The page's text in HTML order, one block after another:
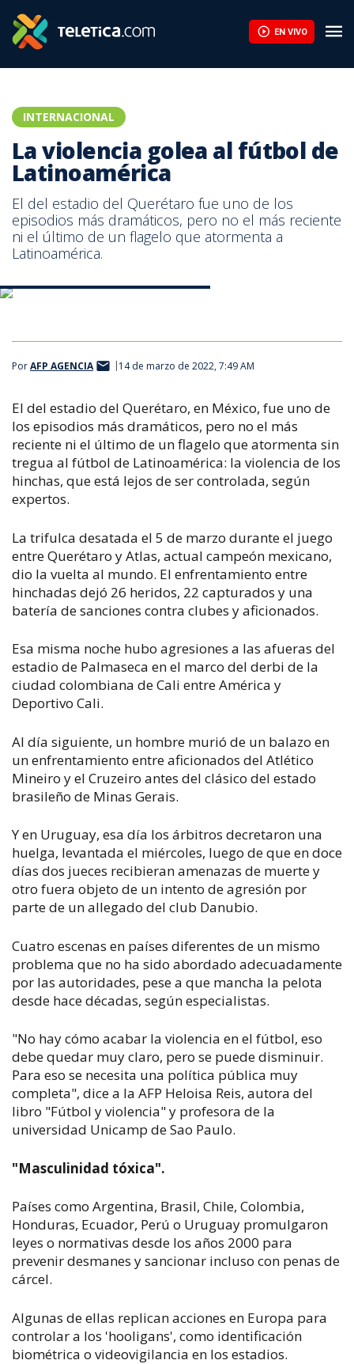
EN VIVO
INTERNACIONAL
La violencia golea al fútbol de
Latinoamérica
El del estadio del Querétaro fue uno de los
episodios más dramáticos, pero no el más reciente
ni el último de un flagelo que atormenta a
Latinoamérica.
PorAFP AGENCIA 14 de marzo de 2022, 7:49 AM
El del estadio del Querétaro, en México, fue uno de
los episodios más dramáticos, pero no el más
reciente ni el último de un flagelo que atormenta sin
tregua al fútbol de Latinoamérica: la violencia de los
hinchas, que está lejos de ser controlada, según
expertos.
La trifulca desatada el 5 de marzo durante el juego
entre Querétaro y Atlas, actual campeón mexicano,
dio la vuelta al mundo. El enfrentamiento entre
hinchadas dejó 26 heridos, 22 capturados y una
batería de sanciones contra clubes y aficionados.
Esa misma noche hubo agresiones a las afueras del
estadio de Palmaseca en el marco del derbi de la
ciudad colombiana de Cali entre América y
Deportivo Cali.
Al día siguiente, un hombre murió de un balazo en
un enfrentamiento entre aficionados del Atlético
Mineiro y el Cruzeiro antes del clásico del estado
brasileño de Minas Gerais.
Y en Uruguay, esa día los árbitros decretaron una
huelga, levantada el miércoles, luego de que en doce
días dos jueces recibieran amenazas de muerte y
otro fuera objeto de un intento de agresión por
parte de un allegado del club Danubio.
Cuatro escenas en países diferentes de un mismo
problema que no ha sido abordado adecuadamente
por las autoridades, pese a que mancha la pelota
desde hace décadas, según especialistas.
"No hay cómo acabar la violencia en el fútbol, eso
debe quedar muy claro, pero se puede disminuir.
Para eso se necesita una política pública muy
completa", dice a la AFP Heloisa Reis, autora del
libro "Fútbol y violencia" y profesora de la
universidad Unicamp de Sao Paulo.
"Masculinidad tóxica".
Países como Argentina, Brasil, Chile, Colombia,
Honduras, Ecuador, Perú o Uruguay promulgaron
leyes o normativas desde los años 2000 para
prevenir desmanes y sancionar incluso con penas de
cárcel.
Algunas de ellas replican acciones en Europa para
controlar a los 'hooligans', como identificación
biométrica o videovigilancia en los estadios.